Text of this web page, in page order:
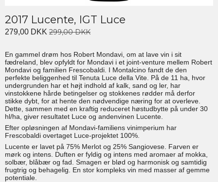
2017 Lucente, IGT Luce
279,00 DKK 299,00 DKK
En gammel drøm hos Robert Mondavi, om at lave vin i sit
fædreland, blev opfyldt for Mondavi i et joint-venture mellem Robert
Mondavi og familien Frescobaldi. I Montalcino fandt de den
perfekte beliggenhed til Tenuta Luce della Vite. På de 11 ha, hvor
undergrunden har et højt indhold af kalk, sand og ler, har
vinstokkene hårde betingelser og stokkenes rødder må derfor
stikke dybt, for at hente den nødvendige næring for at overleve.
Dette, sammen med en kraftig reduceret høstudbytte på under 30
hl/ha, giver resultatet Luce og andenvinen Lucente.
Efter opløsningen af Mondavi-familiens vinimperium har
Frescobaldi overtaget Luce-projektet 100%.
Lucente er lavet på 75% Merlot og 25% Sangiovese. Farven er
mørk og intens. Duften er fyldig og intens med aromaer af mokka,
solbær, blåbær og fad. Smagen er blød og harmonisk og samtidig
frugtrig og behagelig. En stor kompleks vin med masser af gemme
potentiale.